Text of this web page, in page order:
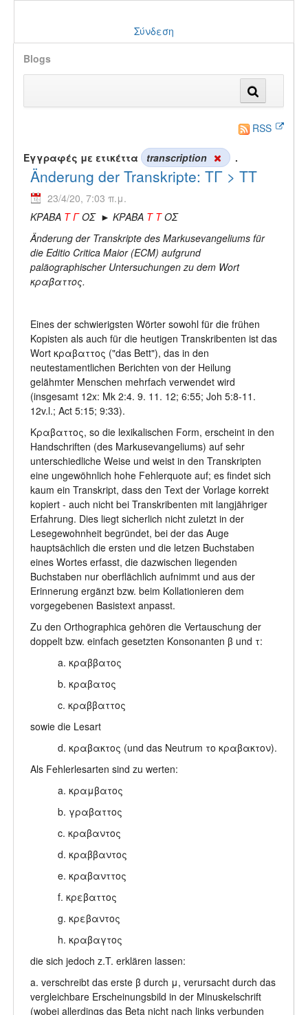
Σύνδεση
Blogs
RSS
Εγγραφές με ετικέττα transcription .
Änderung der Transkripte: ΤΓ > ΤΤ
23/4/20, 7:03 π.μ.
ΚΡΑΒΑ Τ ΓΟΣ ► ΚΡΑΒΑ Τ ΤΟΣ
Änderung der Transkripte des Markusevangeliums für
die Editio Critica Maior (ECM) aufgrund
paläographischer Untersuchungen zu dem Wort
κραβαττος.
Eines der schwierigsten Wörter sowohl für die frühen
Kopisten als auch für die heutigen Transkribenten ist das
Wort κραβαττος ("das Bett"), das in den
neutestamentlichen Berichten von der Heilung
gelähmter Menschen mehrfach verwendet wird
(insgesamt 12x: Mk 2:4. 9. 11. 12; 6:55; Joh 5:8-11.
12v.l.; Act 5:15; 9:33).
Κραβαττος, so die lexikalischen Form, erscheint in den
Handschriften (des Markusevangeliums) auf sehr
unterschiedliche Weise und weist in den Transkripten
eine ungewöhnlich hohe Fehlerquote auf; es findet sich
kaum ein Transkript, dass den Text der Vorlage korrekt
kopiert - auch nicht bei Transkribenten mit langjähriger
Erfahrung. Dies liegt sicherlich nicht zuletzt in der
Lesegewohnheit begründet, bei der das Auge
hauptsächlich die ersten und die letzen Buchstaben
eines Wortes erfasst, die dazwischen liegenden
Buchstaben nur oberflächlich aufnimmt und aus der
Erinnerung ergänzt bzw. beim Kollationieren dem
vorgegebenen Basistext anpasst.
Zu den Orthographica gehören die Vertauschung der
doppelt bzw. einfach gesetzten Konsonanten β und τ:
a. κραββατος
b. κραβατος
c. κραββαττος
sowie die Lesart
d. κραβακτος (und das Neutrum το κραβακτον).
Als Fehlerlesarten sind zu werten:
a. κραμβατος
b. γραβαττος
c. κραβαντος
d. κραββαντος
e. κραβανττος
f. κρεβαττος
g. κρεβαντος
h. κραβαγτος
die sich jedoch z.T. erklären lassen:
a. verschreibt das erste β durch μ, verursacht durch das
vergleichbare Erscheinungsbild in der Minuskelschrift
(wobei allerdings das Beta nicht nach links verbunden